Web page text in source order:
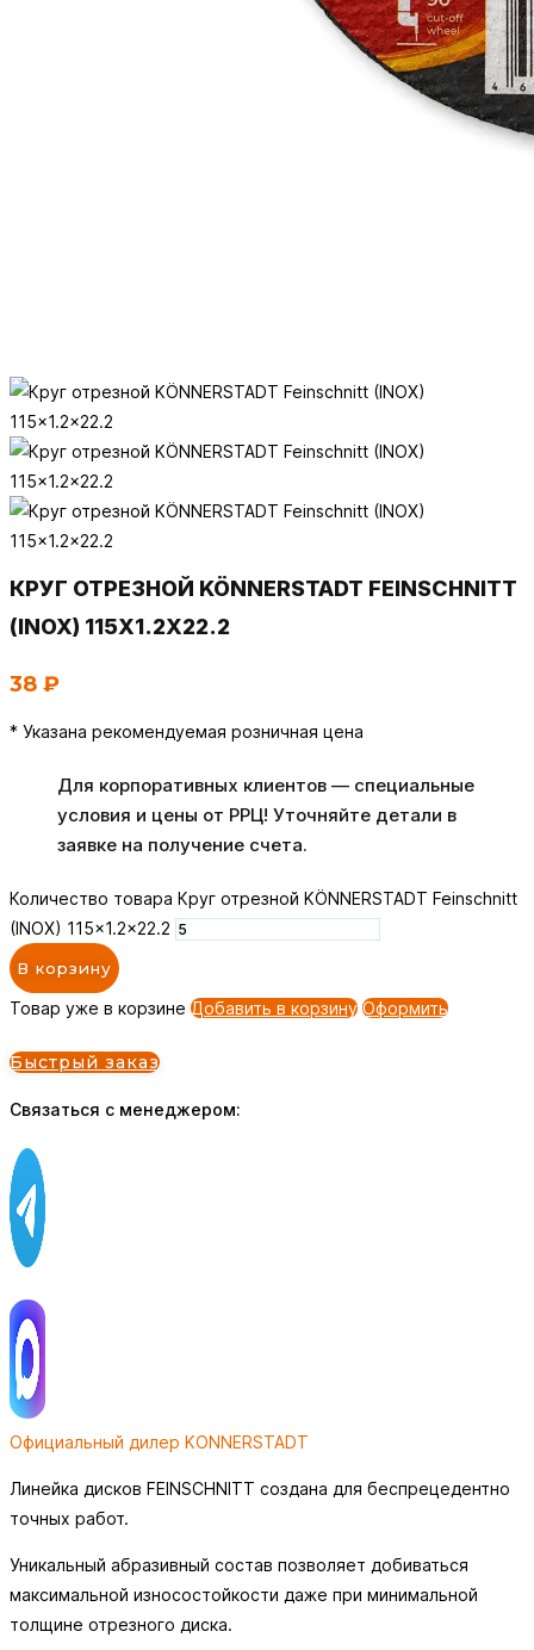
КРУГ ОТРЕЗНОЙ KÖNNERSTADT FEINSCHNITT
(INOX) 115X1.2X22.2
38 ₽
* Указана рекомендуемая розничная цена
Для корпоративных клиентов — специальные
условия и цены от РРЦ! Уточняйте детали в
заявке на получение счета.
Количество товара Круг отрезной KÖNNERSTADT Feinschnitt
(INOX) 115x1.2x22.2
В корзину
Товар уже в корзине Добавить в корзину Оформить
Быстрый заказ
Связаться с менеджером:
Официальный дилер KONNERSTADT
Линейка дисков FEINSCHNITT создана для беспрецедентно
точных работ.
Уникальный абразивный состав позволяет добиваться
максимальной износостойкости даже при минимальной
толщине отрезного диска.